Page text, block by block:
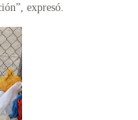
expresó.